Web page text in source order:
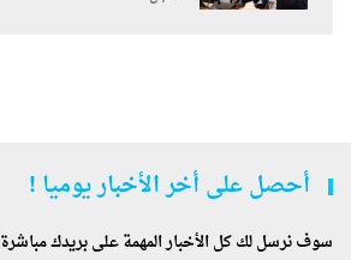
أحصل على أخر الأخبار يوميا !
سوف نرسل لك كل الأخبار المهمة على بريدك مباشرة